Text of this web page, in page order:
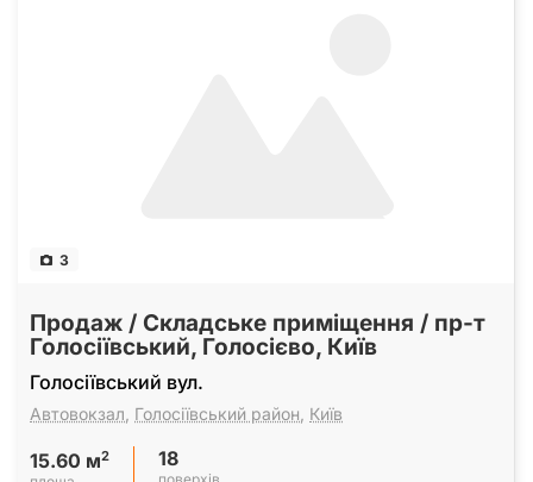
3
Продаж / Складське приміщення / пр-т
Голосіївський, Голосієво, Київ
Голосіївський вул.
Автовокзал Голосіївський район Київ
15.60 м2 18